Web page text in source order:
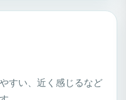
すい、近く感じるなど